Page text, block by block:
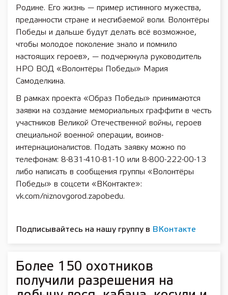
Родине. Его жизнь — пример истинного мужества,
преданности стране и несгибаемой воли. Волонтёры
Победы и дальше будут делать всё возможное,
чтобы молодое поколение знало и помнило
настоящих героев», — подчеркнула руководитель
НРО ВОД «Волонтёры Победы» Мария
Самоделкина.
В рамках проекта «Образ Победы» принимаются
заявки на создание мемориальных граффити в честь
участников Великой Отечественной войны, героев
специальной военной операции, воинов-
интернационалистов. Подать заявку можно по
телефонам: 8-831-410-81-10 или 8-800-222-00-13
либо написать в сообщения группы «Волонтёры
Победы» в соцсети «ВКонтакте»:
vk.com/niznovgorod.zapobedu.
Подписывайтесь на нашу группу в ВКонтакте
Более 150 охотников
получили разрешения на